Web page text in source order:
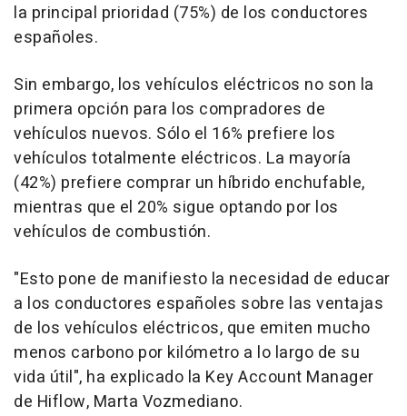
la principal prioridad (75%) de los conductores
españoles.
Sin embargo, los vehículos eléctricos no son la
primera opción para los compradores de
vehículos nuevos. Sólo el 16% prefiere los
vehículos totalmente eléctricos. La mayoría
(42%) prefiere comprar un híbrido enchufable,
mientras que el 20% sigue optando por los
vehículos de combustión.
"Esto pone de manifiesto la necesidad de educar
a los conductores españoles sobre las ventajas
de los vehículos eléctricos, que emiten mucho
menos carbono por kilómetro a lo largo de su
vida útil", ha explicado la Key Account Manager
de Hiflow, Marta Vozmediano.